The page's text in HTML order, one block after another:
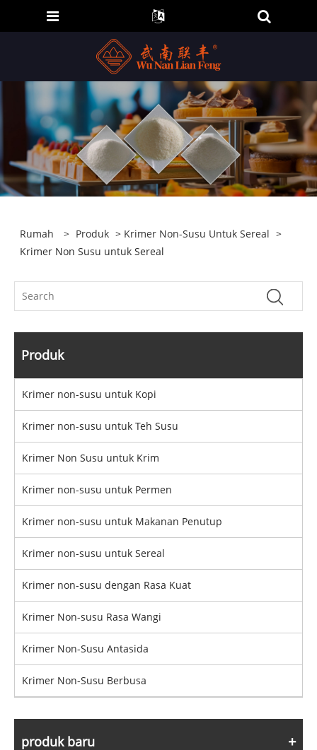
Rumah > Produk > Krimer Non-Susu Untuk Sereal >
Krimer Non Susu untuk Sereal
Produk
Krimer non-susu untuk Kopi
Krimer non-susu untuk Teh Susu
Krimer Non Susu untuk Krim
Krimer non-susu untuk Permen
Krimer non-susu untuk Makanan Penutup
Krimer non-susu untuk Sereal
Krimer non-susu dengan Rasa Kuat
Krimer Non-susu Rasa Wangi
Krimer Non-Susu Antasida
Krimer Non-Susu Berbusa
produk baru